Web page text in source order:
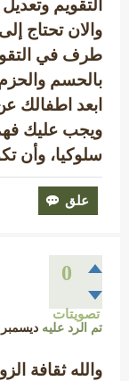
التقويم
والان تحتاج
طرف في
بالحسم
ابعد اطفالك
ويجب عليك
سلوكيا، وأن
0
تصويتات
تم الرد عليه ديسمبر 26، 2021
والله ثقافة